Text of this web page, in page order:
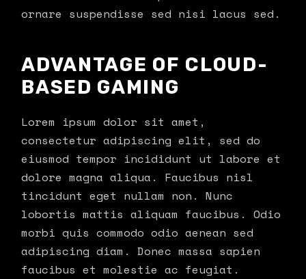
ornare suspendisse sed nisi lacus sed.
ADVANTAGE OF CLOUD-
BASED GAMING
Lorem ipsum dolor sit amet,
consectetur adipiscing elit, sed do
eiusmod tempor incididunt ut labore et
dolore magna aliqua. Faucibus nisl
tincidunt eget nullam non. Nunc
lobortis mattis aliquam faucibus. Odio
morbi quis commodo odio aenean sed
adipiscing diam. Donec massa sapien
faucibus et molestie ac feugiat.